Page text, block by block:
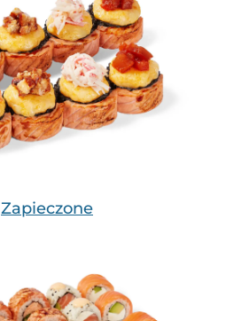
Zapieczone